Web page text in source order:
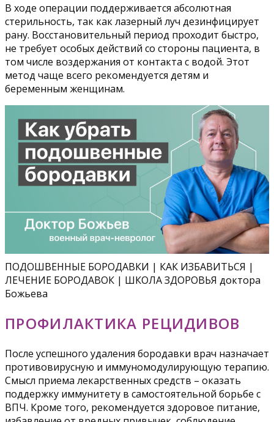
В ходе операции поддерживается абсолютная
стерильность, так как лазерный луч дезинфицирует
рану. Восстановительный период проходит быстро,
не требует особых действий со стороны пациента, в
том числе воздержания от контакта с водой. Этот
метод чаще всего рекомендуется детям и
беременным женщинам.
ПОДОШВЕННЫЕ БОРОДАВКИ | КАК ИЗБАВИТЬСЯ |
ЛЕЧЕНИЕ БОРОДАВОК | ШКОЛА ЗДОРОВЬЯ доктора
Божьева
ПРОФИЛАКТИКА РЕЦИДИВОВ
После успешного удаления бородавки врач назначает
противовирусную и иммуномодулирующую терапию.
Смысл приема лекарственных средств – оказать
поддержку иммунитету в самостоятельной борьбе с
ВПЧ. Кроме того, рекомендуется здоровое питание,